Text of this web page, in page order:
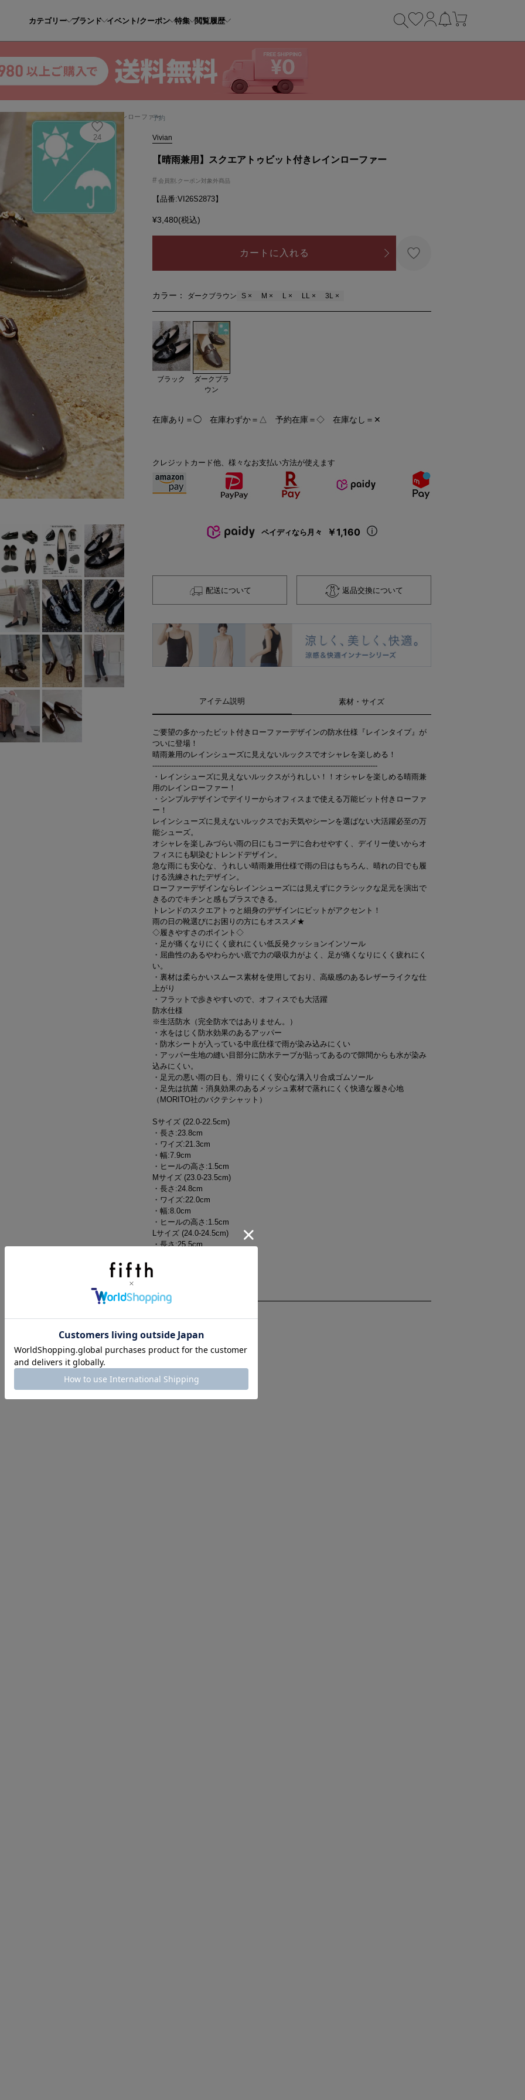
カテゴリー ブランド イベント/クーポン 特集 閲覧履歴
雨兼用】スクエアトゥビット付きレインローファー
24
予約
Vivian
【晴雨兼用】スクエアトゥビット付きレインローファー
# 会員割.クーポン対象外商品
【品番:VI26S2873】
¥3,480(税込)
カートに入れる
カラー： ダークブラウン S × M × L × LL × 3L ×
ブラック
ダークブラ
ウン
在庫あり＝◯ 在庫わずか＝△ 予約在庫＝◇ 在庫なし＝✕
クレジットカード他、様々なお支払い方法が使えます
ペイディなら月々 ￥1,160
配送について 返品交換について
アイテム説明 素材・サイズ
ご要望の多かったビット付きローファーデザインの防水仕様『レインタイプ』が
ついに登場！
晴雨兼用のレインシューズに見えないルックスでオシャレを楽しめる！
------------------------------------------------------------------------------------------------
・レインシューズに見えないルックスがうれしい！！オシャレを楽しめる晴雨兼
用のレインローファー！
・シンプルデザインでデイリーからオフィスまで使える万能ビット付きローファ
ー！
レインシューズに見えないルックスでお天気やシーンを選ばない大活躍必至の万
能シューズ。
オシャレを楽しみづらい雨の日にもコーデに合わせやすく、デイリー使いからオ
フィスにも馴染むトレンドデザイン。
急な雨にも安心な、うれしい晴雨兼用仕様で雨の日はもちろん、晴れの日でも履
ける洗練されたデザイン。
ローファーデザインならレインシューズには見えずにクラシックな足元を演出で
きるのでキチンと感もプラスできる。
トレンドのスクエアトゥと細身のデザインにビットがアクセント！
雨の日の靴選びにお困りの方にもオススメ★
◇履きやすさのポイント◇
・足が痛くなりにくく疲れにくい低反発クッションインソール
・屈曲性のあるやわらかい底で力の吸収力がよく、足が痛くなりにくく疲れにく
い。
・裏材は柔らかいスムース素材を使用しており、高級感のあるレザーライクな仕
上がり
・フラットで歩きやすいので、オフィスでも大活躍
防水仕様
※生活防水（完全防水ではありません。）
・水をはじく防水効果のあるアッパー
・防水シートが入っている中底仕様で雨が染み込みにくい
・アッパー生地の縫い目部分に防水テープが貼ってあるので隙間からも水が染み
込みにくい。
・足元の悪い雨の日も、滑りにくく安心な溝入リ合成ゴムソール
・足先は抗菌・消臭効果のあるメッシュ素材で蒸れにくく快適な履き心地
（MORITO社のバクテシャット）
Sサイズ (22.0-22.5cm)
・長さ:23.8cm
・ワイズ:21.3cm
・幅:7.9cm
・ヒールの高さ:1.5cm
Mサイズ (23.0-23.5cm)
・長さ:24.8cm
・ワイズ:22.0cm
・幅:8.0cm
・ヒールの高さ:1.5cm
Lサイズ (24.0-24.5cm)
・長さ:25.5cm